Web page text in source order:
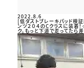
2022.8.6
[低ダストブレーキパッド検
ンツ２０４のCクラスに装着
ク。もっと下道で走ってたら